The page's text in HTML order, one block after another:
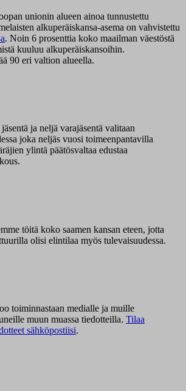
unionin alueen ainoa tunnustettu
alkuperäiskansa-asema on vahvistettu
. Noin 6 prosenttia koko maailman väestöstä
kuuluu alkuperäiskansoihin.
90 eri valtion alueella.
ja neljä varajäsentä valitaan
joka neljäs vuosi toimeenpantavilla
ylintä päätösvaltaa edustaa
töitä koko saamen kansan eteen, jotta
olisi elintilaa myös tulevaisuudessa.
toiminnastaan medialle ja muille
muun muassa tiedotteilla. Tilaa
sähköpostiisi.